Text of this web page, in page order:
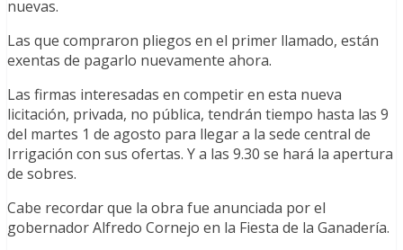
nuevas.
Las que compraron pliegos en el primer llamado, están
exentas de pagarlo nuevamente ahora.
Las firmas interesadas en competir en esta nueva
licitación, privada, no pública, tendrán tiempo hasta las 9
del martes 1 de agosto para llegar a la sede central de
Irrigación con sus ofertas. Y a las 9.30 se hará la apertura
de sobres.
Cabe recordar que la obra fue anunciada por el
gobernador Alfredo Cornejo en la Fiesta de la Ganadería.